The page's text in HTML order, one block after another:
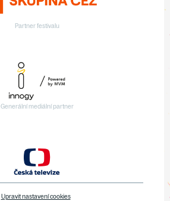
Partner festivalu
Generální mediální partner
Upravit nastavení cookies